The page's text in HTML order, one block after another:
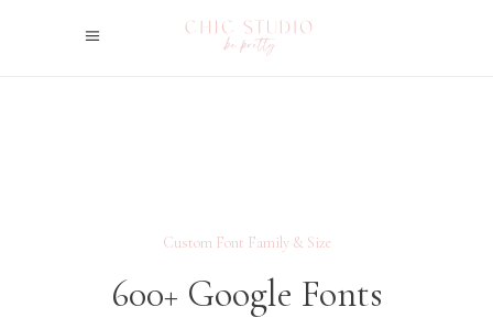
Custom Font Family & Size
600+ Google Fonts